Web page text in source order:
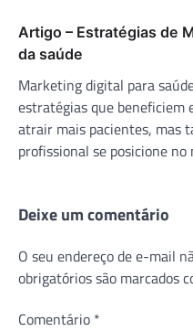
Artigo – Estratégias de
da saúde
Marketing digital para
estratégias que beneficiem
atrair mais pacientes, mas
profissional se posicione no
Deixe um comentário
O seu endereço de e-mail
obrigatórios são marcados
Comentário *